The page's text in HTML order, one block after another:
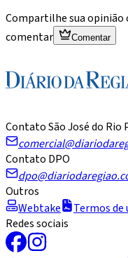
Compartilhe sua opinião
comentar
Comentar
Contato São José do Rio
Contato DPO
Outros
Webtake
Termos de
Redes sociais